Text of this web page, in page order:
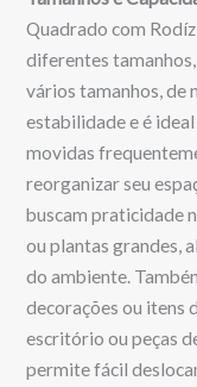
Quadrado com
diferentes
vários tamanhos, de
estabilidade e é
movidas
reorganizar seu
buscam praticidade
ou plantas grandes,
do ambiente.
decorações ou itens
escritório ou peças
permite fácil